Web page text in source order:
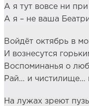
А я тут вовсе ни при
А я – не ваша
Войдёт октябрь в
И вознесутся
Воспоминанья о
Рай… и чистилище…
На лужах зреют